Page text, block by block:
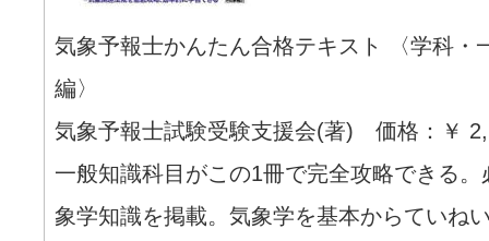
気象予報士かんたん合格テキスト 〈学科・
編〉
気象予報士試験受験支援会(著) 価格：￥
一般知識科目がこの1冊で完全攻略できる。
象学知識を掲載。気象学を基本からていね